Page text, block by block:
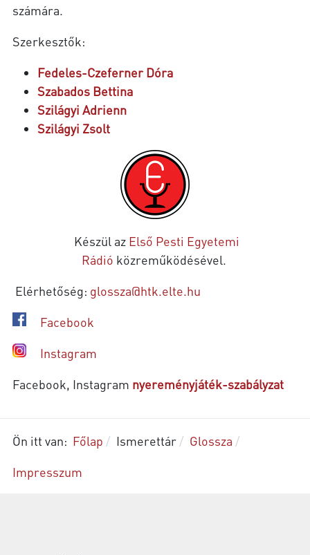
számára.
Szerkesztők:
Fedeles-Czeferner Dóra
Szabados Bettina
Szilágyi Adrienn
Szilágyi Zsolt
Készül az Első Pesti Egyetemi
Rádió közreműködésével.
Elérhetőség: glossza@htk.elte.hu
Facebook
Instagram
Facebook, Instagram nyereményjáték-szabályzat
Ön itt van: Főlap Ismerettár
Glossza
Impresszum